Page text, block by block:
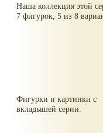
Наша коллекция этой
7 фигурок, 5 из 8
Фигурки и картинки с
вкладышей серии.